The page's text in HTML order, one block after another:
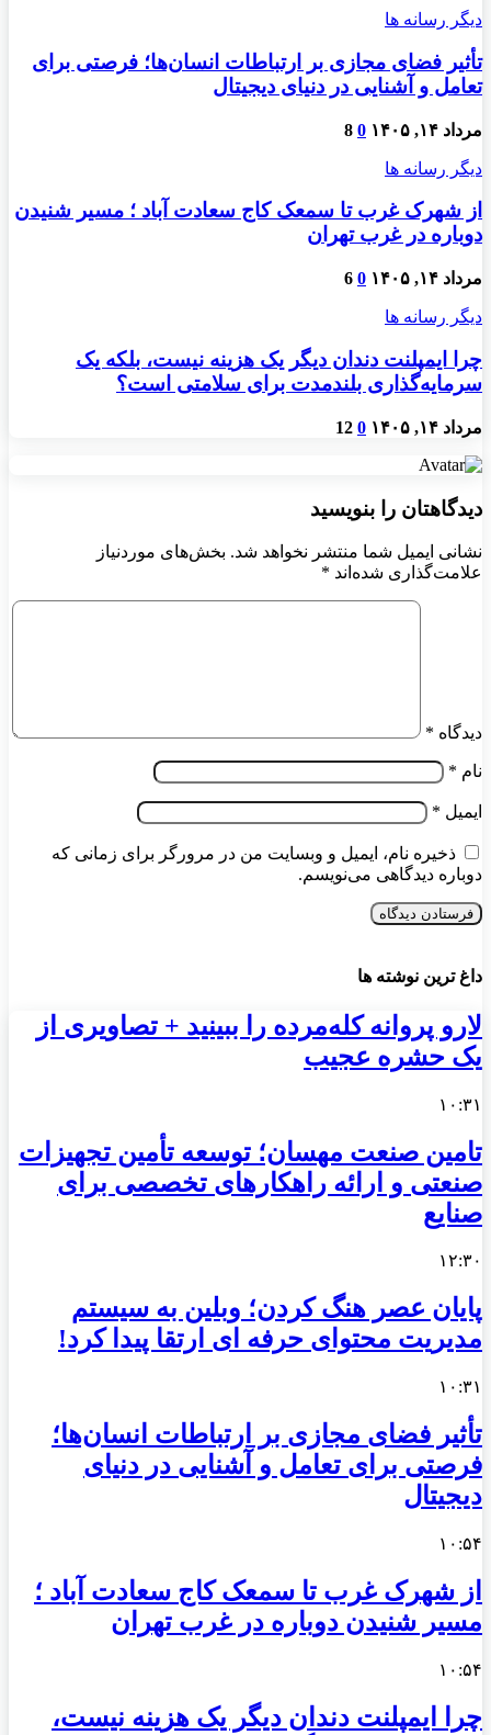
دیگر رسانه ها
تأثیر فضای مجازی بر ارتباطات انسان‌ها؛ فرصتی برای
تعامل و آشنایی در دنیای دیجیتال
مرداد ۱۴, ۱۴۰۵ 0
8
دیگر رسانه ها
از شهرک غرب تا سمعک کاج سعادت آباد ؛ مسیر شنیدن
دوباره در غرب تهران
مرداد ۱۴, ۱۴۰۵ 0
6
دیگر رسانه ها
چرا ایمپلنت دندان دیگر یک هزینه نیست، بلکه یک
سرمایه‌گذاری بلندمدت برای سلامتی است؟
مرداد ۱۴, ۱۴۰۵ 0
12
دیدگاهتان را بنویسید
نشانی ایمیل شما منتشر نخواهد شد. بخش‌های موردنیاز
علامت‌گذاری شده‌اند *
دیدگاه *
نام *
ایمیل *
ذخیره نام، ایمیل و وبسایت من در مرورگر برای زمانی که
دوباره دیدگاهی می‌نویسم.
داغ ترین نوشته ها
لارو پروانه کله‌مرده را ببینید + تصاویری از
یک حشره عجیب
۱۰:۳۱
تامین صنعت مهسان؛ توسعه تأمین تجهیزات
صنعتی و ارائه راهکارهای تخصصی برای
صنایع
۱۲:۳۰
پایان عصر هنگ کردن؛ وبلین به سیستم
مدیریت محتوای حرفه ای ارتقا پیدا کرد!
۱۰:۳۱
تأثیر فضای مجازی بر ارتباطات انسان‌ها؛
فرصتی برای تعامل و آشنایی در دنیای
دیجیتال
۱۰:۵۴
از شهرک غرب تا سمعک کاج سعادت آباد ؛
مسیر شنیدن دوباره در غرب تهران
۱۰:۵۴
چرا ایمپلنت دندان دیگر یک هزینه نیست،